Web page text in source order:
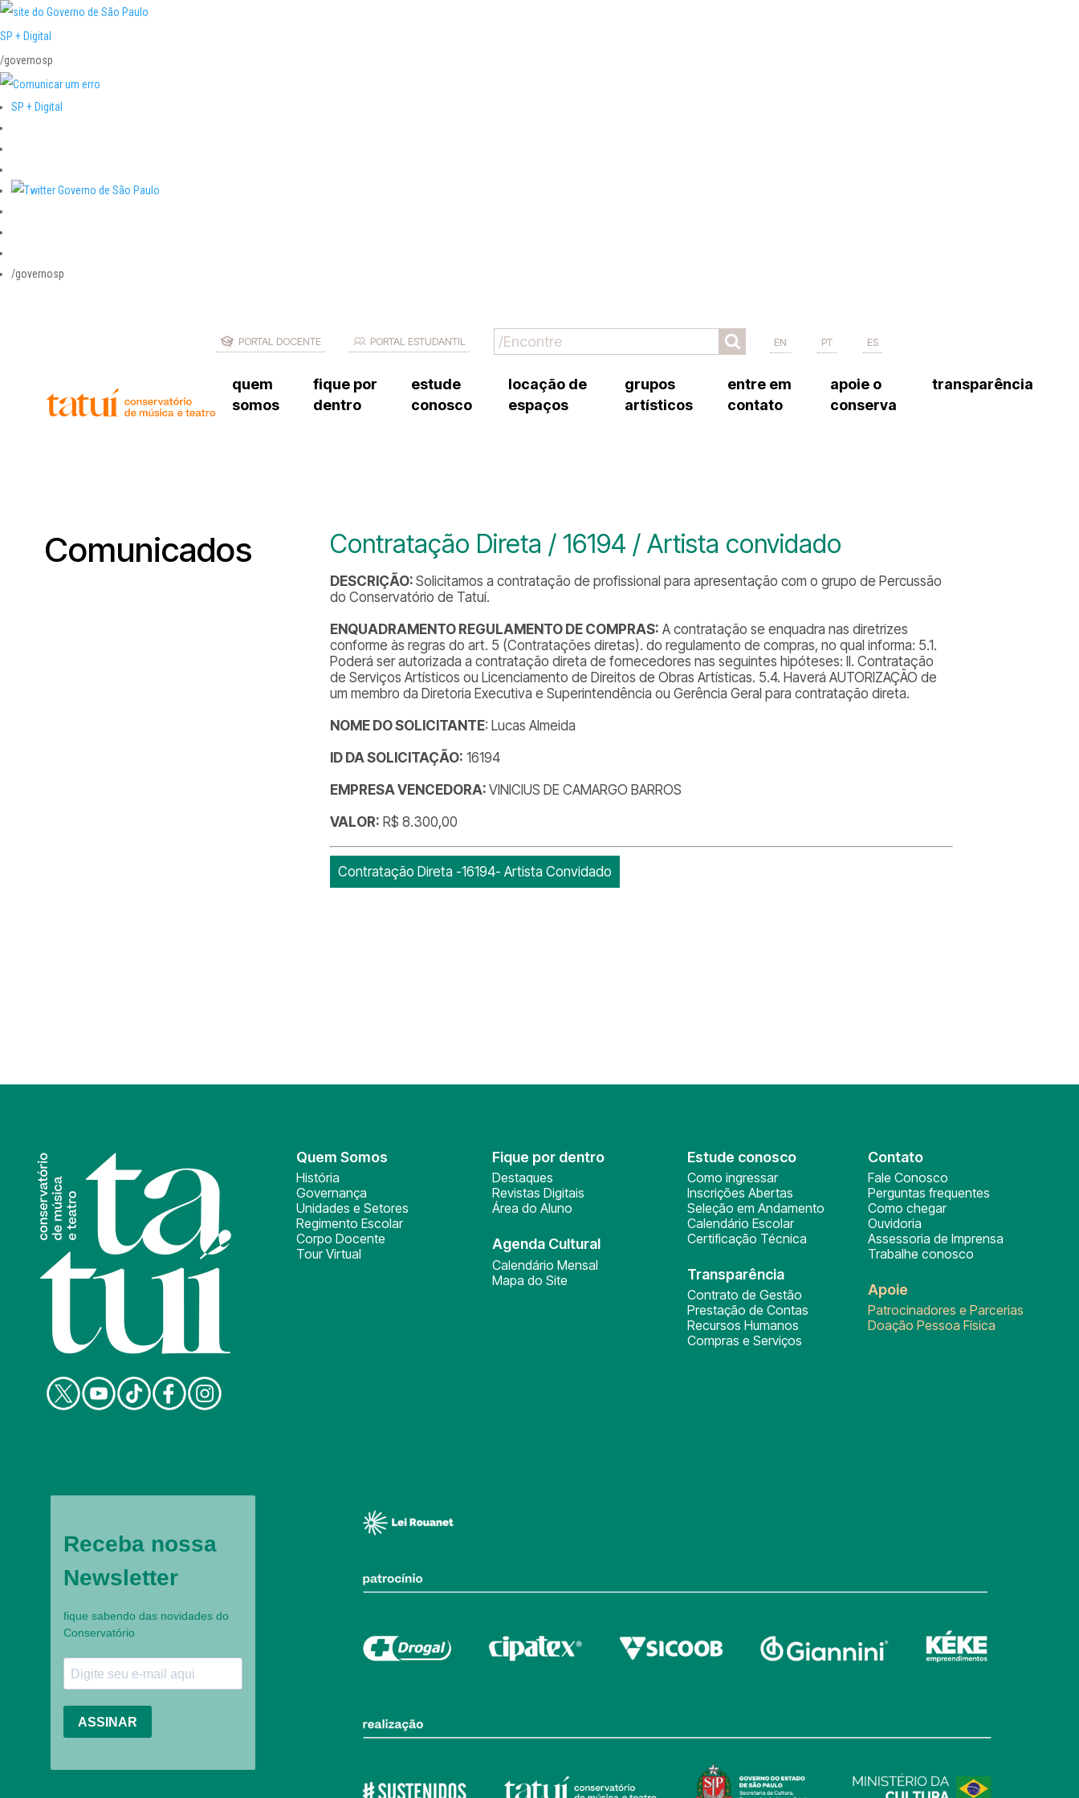
SP + Digital
/governosp
SP + Digital
/governosp
PORTAL DOCENTE PORTAL ESTUDANTIL EN PT ES
quem
somos
fique por
dentro
estude
conosco
locação de
espaços
grupos
artísticos
entre em
contato
assessoria de imprensa
trabalhe conosco
apoie o
conserva
transparência
Comunicados Contratação Direta / 16194 / Artista convidado
DESCRIÇÃO:Solicitamos a contratação de profissional para apresentação com o grupo de Percussão
do Conservatório de Tatuí.
ENQUADRAMENTO REGULAMENTO DE COMPRAS: A contratação se enquadra nas diretrizes
conforme às regras do art. 5 (Contratações diretas). do regulamento de compras, no qual informa: 5.1.
Poderá ser autorizada a contratação direta de fornecedores nas seguintes hipóteses: II. Contratação
de Serviços Artísticos ou Licenciamento de Direitos de Obras Artísticas. 5.4. Haverá AUTORIZAÇÃO de
um membro da Diretoria Executiva e Superintendência ou Gerência Geral para contratação direta.
NOME DO SOLICITANTE: Lucas Almeida
ID DA SOLICITAÇÃO: 16194
EMPRESA VENCEDORA:VINICIUS DE CAMARGO BARROS
VALOR: R$ 8.300,00
Contratação Direta -16194- Artista Convidado
Quem Somos
História
Governança
Unidades e Setores
Regimento Escolar
Corpo Docente
Tour Virtual
Fique por dentro
Destaques
Revistas Digitais
Área do Aluno
Agenda Cultural
Calendário Mensal
Mapa do Site
Estude conosco
Como ingressar
Inscrições Abertas
Seleção em Andamento
Calendário Escolar
Certificação Técnica
Transparência
Contrato de Gestão
Prestação de Contas
Recursos Humanos
Compras e Serviços
Contato
Fale Conosco
Perguntas frequentes
Como chegar
Ouvidoria
Assessoria de Imprensa
Trabalhe conosco
Apoie
Patrocinadores e Parcerias
Doação Pessoa Física